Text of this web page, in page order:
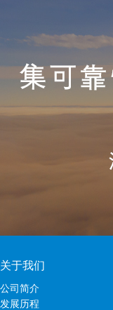
关于我们
公司简介
发展历程